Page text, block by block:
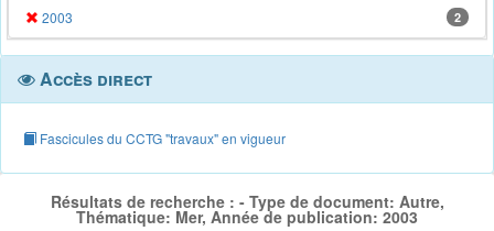
2003 2
Accès direct
Fascicules du CCTG "travaux" en vigueur
Résultats de recherche : - Type de document: Autre,
Thématique: Mer, Année de publication: 2003